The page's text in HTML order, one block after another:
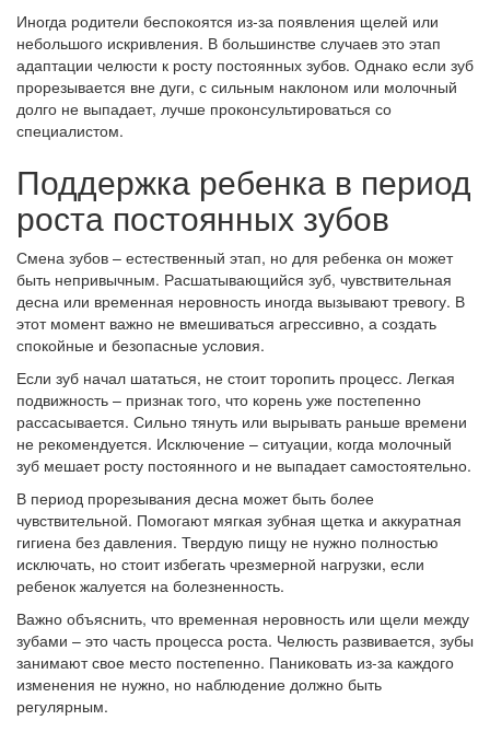
Иногда родители беспокоятся из-за появления щелей или
небольшого искривления. В большинстве случаев это этап
адаптации челюсти к росту постоянных зубов. Однако если зуб
прорезывается вне дуги, с сильным наклоном или молочный
долго не выпадает, лучше проконсультироваться со
специалистом.
Поддержка ребенка в период
роста постоянных зубов
Смена зубов – естественный этап, но для ребенка он может
быть непривычным. Расшатывающийся зуб, чувствительная
десна или временная неровность иногда вызывают тревогу. В
этот момент важно не вмешиваться агрессивно, а создать
спокойные и безопасные условия.
Если зуб начал шататься, не стоит торопить процесс. Легкая
подвижность – признак того, что корень уже постепенно
рассасывается. Сильно тянуть или вырывать раньше времени
не рекомендуется. Исключение – ситуации, когда молочный
зуб мешает росту постоянного и не выпадает самостоятельно.
В период прорезывания десна может быть более
чувствительной. Помогают мягкая зубная щетка и аккуратная
гигиена без давления. Твердую пищу не нужно полностью
исключать, но стоит избегать чрезмерной нагрузки, если
ребенок жалуется на болезненность.
Важно объяснить, что временная неровность или щели между
зубами – это часть процесса роста. Челюсть развивается, зубы
занимают свое место постепенно. Паниковать из-за каждого
изменения не нужно, но наблюдение должно быть
регулярным.